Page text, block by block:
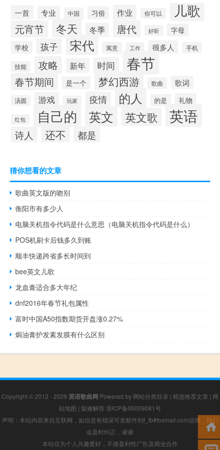
一首 专业 中国 习俗 作业 你可以 儿歌
元宵节 冬天 冬季 唐代 好听
字母
学校
孩子 宋代 寓意 工作 很多人 手机
技能 攻略 新年 时间 春节
春节期间 是一个 梦幻西游 歌曲 歌词
汤圆 游戏 玩家 疫情 的人 的是 礼物
红包 自己的 英文 英文歌 英语
诗人 还不 都是
猜你想看的文章
歌曲英文版的吻别
衡阳市有多少人
电脑关机指令代码是什么意思（电脑关机指令代码是什么）
POS机刷卡后钱多久到账
顺丰快递跨省多长时间到
bee英文儿歌
龙血膏适合多大年纪
dnf2016年春节礼包属性
富时中国A50指数期货开盘涨0.27%
焗油膏护发素发膜有什么区别
Copyright © 2012 - 2026 英语歌曲网 Powered by 网站分类目录 | 精选推荐文章 | 网
站地图 | 疑难解答 浙ICP备06009081号
声明：本站内容来自互联网，如信息有错误可发邮件到f_fb#foxmail.com说明，我们
会及时纠正，谢谢
本站仅为个人兴趣爱好，不接盈利性广告及商业合作